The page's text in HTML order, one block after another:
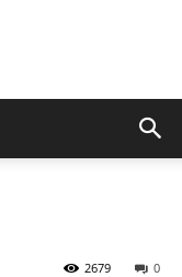
0
2679